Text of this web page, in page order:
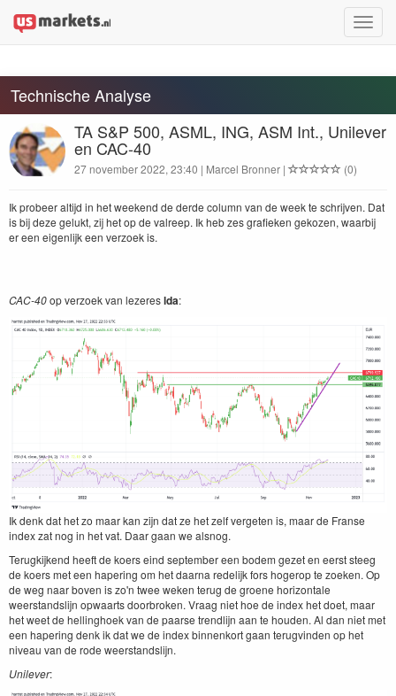
Toggle
Technische Analyse
TA S&P 500, ASML, ING, ASM Int., Unilever
en CAC-40
27 november 2022, 23:40 | Marcel Bronner | (0)
Ik probeer altijd in het weekend de derde column van de week te schrijven. Dat
is bij deze gelukt, zij het op de valreep. Ik heb zes grafieken gekozen, waarbij
er een eigenlijk een verzoek is.
CAC-40op verzoek van lezereslda:
Ik denk dat het zo maar kan zijn dat ze het zelf vergeten is, maar de Franse
index zat nog in het vat. Daar gaan we alsnog.
Terugkijkend heeft de koers eind september een bodem gezet en eerst steeg
de koers met een hapering om het daarna redelijk fors hogerop te zoeken. Op
de weg naar boven is zo'n twee weken terug de groene horizontale
weerstandslijn opwaarts doorbroken. Vraag niet hoe de index het doet, maar
het weet de hellinghoek van de paarse trendlijn aan te houden. Al dan niet met
een hapering denk ik dat we de index binnenkort gaan terugvinden op het
niveau van de rode weerstandslijn.
Unilever: